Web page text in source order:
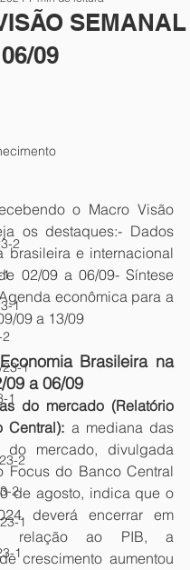
2
1
1
2
1
1
2
2
1
1
SEMANAL
09
o Macro Visão
os destaques:- Dados
brasileira e internacional
02/09 a 06/09- Síntese
econômica para a
09 a 13/09
Brasileira na
a 06/09
do mercado (Relatório
Central): a mediana das
do mercado, divulgada
Focus do Banco Central
de agosto, indica que o
deverá encerrar em
relação ao PIB, a
crescimento aumentou